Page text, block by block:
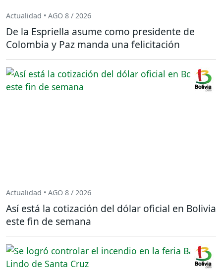
Actualidad • AGO 8 / 2026
De la Espriella asume como presidente de
Colombia y Paz manda una felicitación
Actualidad • AGO 8 / 2026
Así está la cotización del dólar oficial en Bolivia
este fin de semana